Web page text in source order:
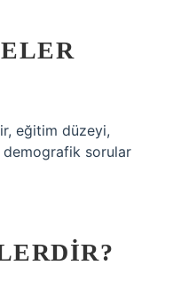
eğitim düzeyi,
sorular